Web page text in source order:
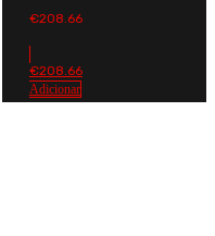
€208.66
€208.66
Adicionar